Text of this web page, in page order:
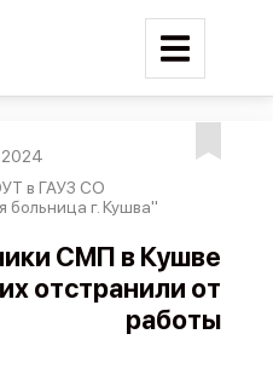
2024
в ГАУЗ СО
больница г. Кушва"
СМП в Кушве
отстранили от
работы